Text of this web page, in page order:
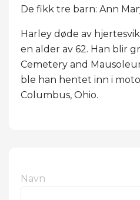
De fikk tre barn: Ann
Harley døde av
en alder av 62. Han blir
Cemetery and
ble han hentet inn i
Columbus, Ohio.
Navn